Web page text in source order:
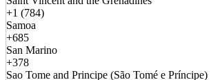
+1 (784)
Samoa
+685
San Marino
+378
Sao Tome and Principe (São Tomé e Príncipe)